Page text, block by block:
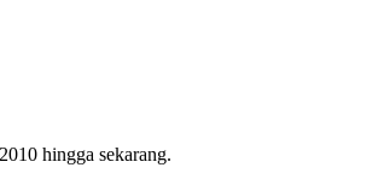
hingga sekarang.